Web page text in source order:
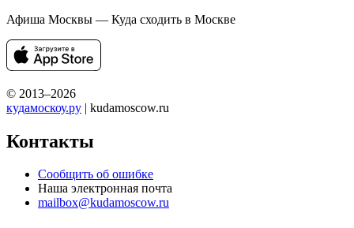
Афиша Москвы — Куда сходить в Москве
© 2013–2026
кудамоскоу.ру | kudamoscow.ru
Контакты
Сообщить об ошибке
Наша электронная почта
mailbox@kudamoscow.ru